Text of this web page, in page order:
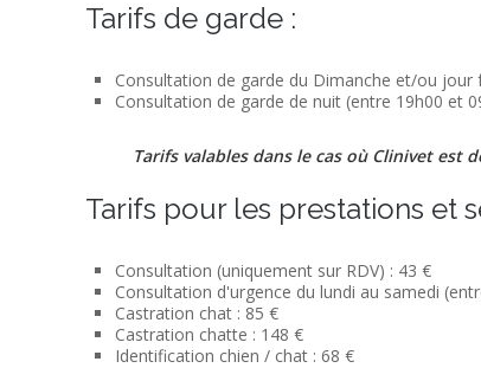
Tarifs de garde :
Consultation de garde du Dimanche et/ou jour
Consultation de garde de nuit (entre 19h00 et
Tarifs valables dans le cas où Clinivet est
Tarifs pour les prestations et
Consultation (uniquement sur RDV) : 43 €
Consultation d'urgence du lundi au samedi
Castration chat : 85 €
Castration chatte : 148 €
Identification chien / chat : 68 €